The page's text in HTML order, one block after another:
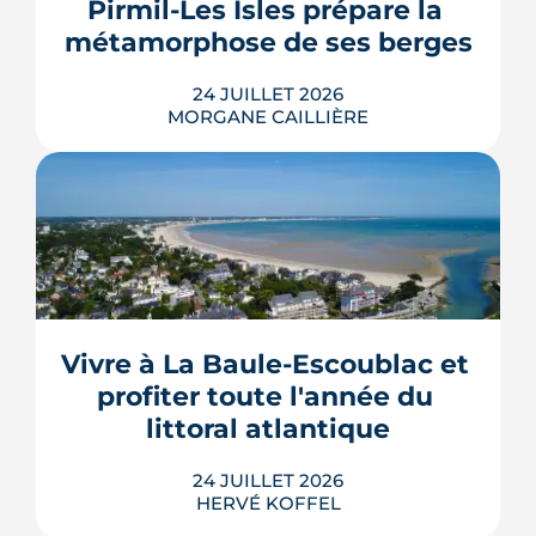
thermodynamique, chauffage au bois
et solaire thermi...
Pirmil-Les Isles prépare la
métamorphose de ses berges
24 JUILLET 2026
MORGANE CAILLIÈRE
Le projet de la ZAC Pirmil-Les Isles
déploie 3 300 logements neufs entre
Rezé et Nantes, dont 55 % attribués au
en Bail Réel Solidaire.
LIRE L'ARTICLE
Vivre à La Baule-Escoublac et
profiter toute l'année du
littoral atlantique
24 JUILLET 2026
HERVÉ KOFFEL